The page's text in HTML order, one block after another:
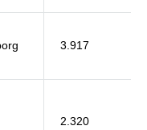
3.917
2.320